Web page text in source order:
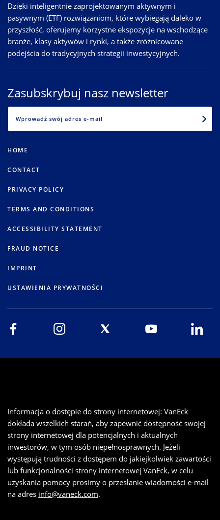
Dzięki inteligentnie zaprojektowanym aktywnym i
pasywnym (ETF) rozwiązaniom, które wybiegają daleko w
przyszłość, oferujemy korzystne ekspozycje na wschodzące
branże, klasy aktywów i rynki, a także zróżnicowane
podejścia do tradycyjnych strategii inwestycyjnych.
Zasubskrybuj nasz newsletter
HOME
CONTACT
PRIVACY POLICY
TERMS AND CONDITIONS
ACCESSIBILITY STATEMENT
FRAUD NOTICE
IMPRINT
USTAWIENIA PRYWATNOŚCI
Informacja o dostępie do strony internetowej: VanEck
dokłada wszelkich starań, aby zapewnić dostępność swojej
strony internetowej dla potencjalnych i aktualnych
inwestorów, w tym osób niepełnosprawnych. Jeżeli
występują trudności z dostępem do jakiejkolwiek zawartości
lub funkcjonalności strony internetowej VanEck, w celu
uzyskania pomocy prosimy o przesłanie wiadomości e-mail
na adres info@vaneck.com.